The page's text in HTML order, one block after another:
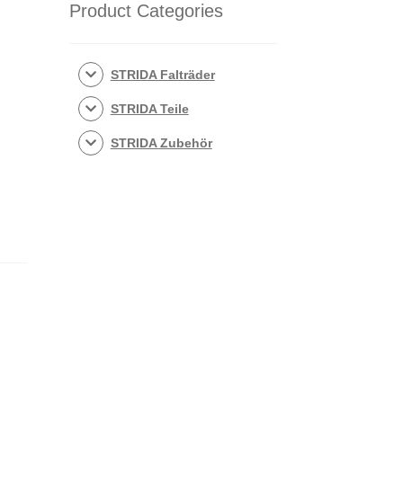
Product Categories
STRIDA Falträder
STRIDA Teile
STRIDA Zubehör